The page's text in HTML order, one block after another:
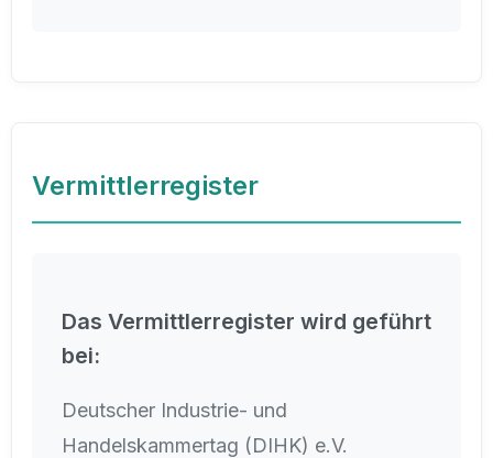
Vermittlerregister
Das Vermittlerregister wird geführt
bei:
Deutscher Industrie- und
Handelskammertag (DIHK) e.V.